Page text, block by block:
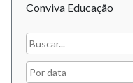
Conviva Educação